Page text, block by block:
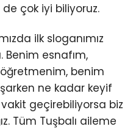
çok iyi biliyoruz.
ilk sloganımız
Benim esnafım,
benim
ne kadar keyif
geçirebiliyorsa biz
Tüm Tuşbalı aileme